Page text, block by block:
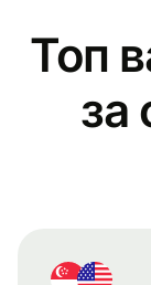
Топ
за